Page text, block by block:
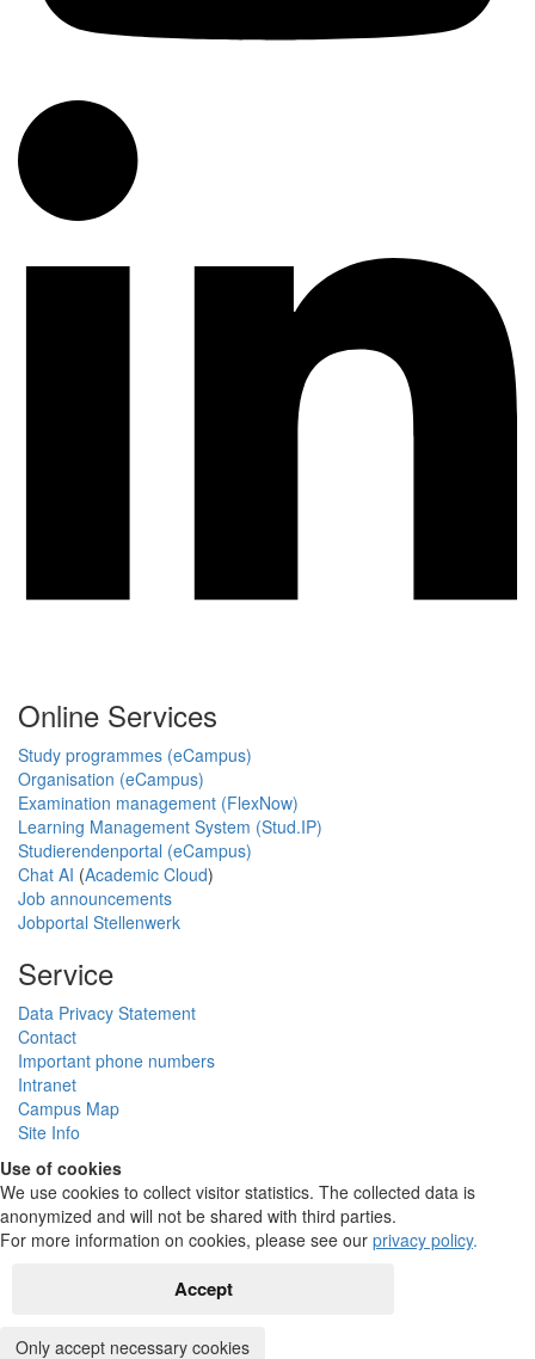
Online Services
Study programmes (eCampus)
Organisation (eCampus)
Examination management (FlexNow)
Learning Management System (Stud.IP)
Studierendenportal (eCampus)
Chat AI (Academic Cloud)
Job announcements
Jobportal Stellenwerk
Service
Data Privacy Statement
Contact
Important phone numbers
Intranet
Campus Map
Site Info
Use of cookies
We use cookies to collect visitor statistics. The collected data is
anonymized and will not be shared with third parties.
For more information on cookies, please see our privacy policy.
Accept
Only accept necessary cookies